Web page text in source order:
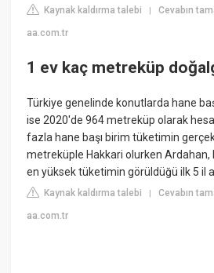
Kaynak kaldırma talebi |Cevabın
aa.com.tr
1 ev kaç metreküp
Türkiye genelinde konutlarda hane
ise 2020'de 964 metreküp olarak
fazla hane başı birim tüketimin
metreküple Hakkari olurken Ardahan,
en yüksek tüketimin görüldüğü ilk 5 il
Kaynak kaldırma talebi |Cevabın
aa.com.tr